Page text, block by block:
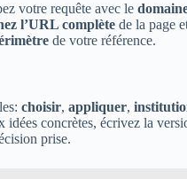
votre requête avec le
l’URL complète de la page
de votre référence.
choisir, appliquer,
concrètes, écrivez la
prise.